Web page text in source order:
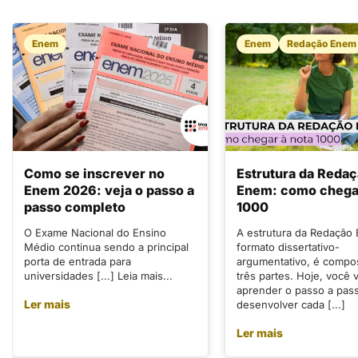
Enem
Como se inscrever no
Enem 2026: veja o passo a
passo completo
O Exame Nacional do Ensino
Médio continua sendo a principal
porta de entrada para
universidades [...] Leia mais...
Ler mais
Enem Redação Enem
Estrutura da
Enem: como
1000
A estrutura da Redação
formato dissertativo-
argumentativo, é
três partes. Hoje, você
aprender o passo a
desenvolver cada [...]
Ler mais